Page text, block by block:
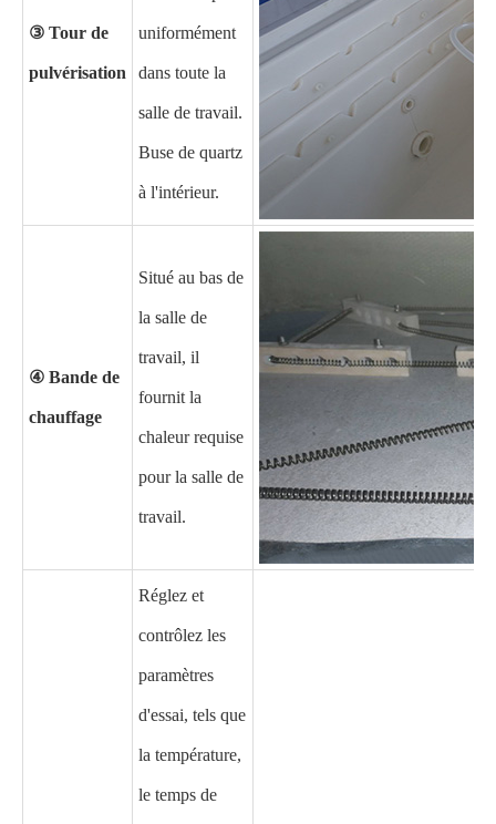
③ Tour de
pulvérisation
uniformément
dans toute la
salle de travail.
Buse de quartz
à l'intérieur.
④ Bande de
chauffage
Situé au bas de
la salle de
travail, il
fournit la
chaleur requise
pour la salle de
travail.
Réglez et
contrôlez les
paramètres
d'essai, tels que
la température,
le temps de